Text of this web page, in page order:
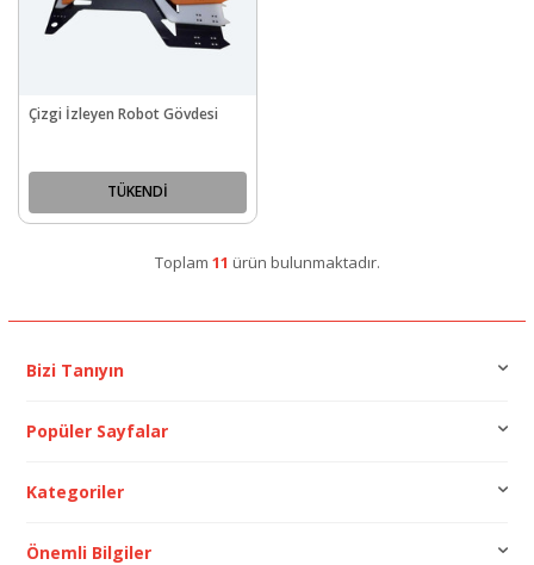
Çizgi İzleyen Robot Gövdesi
TÜKENDİ
Toplam 11 ürün bulunmaktadır.
Bizi Tanıyın
Popüler Sayfalar
Kategoriler
Önemli Bilgiler